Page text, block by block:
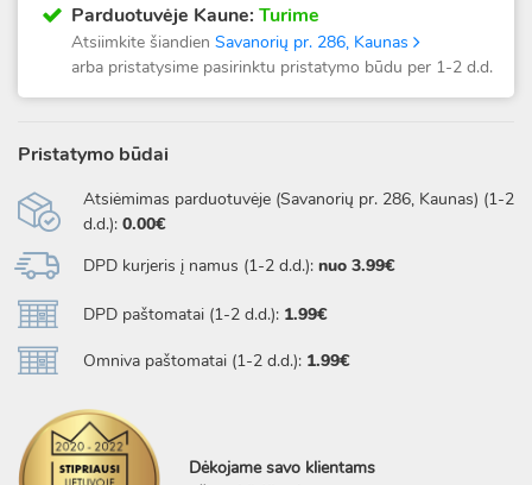
Parduotuvėje Kaune: Turime
Atsiimkite šiandien Savanorių pr. 286, Kaunas
arba pristatysime pasirinktu pristatymo būdu per 1-2 d.d.
Pristatymo būdai
Atsiėmimas parduotuvėje (Savanorių pr. 286, Kaunas) (1-2
d.d.): 0.00€
DPD kurjeris į namus (1-2 d.d.): nuo 3.99€
DPD paštomatai (1-2 d.d.): 1.99€
Omniva paštomatai (1-2 d.d.): 1.99€
Dėkojame savo klientams